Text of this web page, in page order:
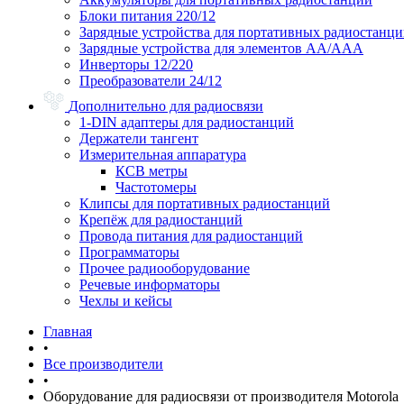
Блоки питания 220/12
Зарядные устройства для портативных
Зарядные устройства для элементов АА/ААА
Инверторы 12/220
Преобразователи 24/12
Дополнительно для радиосвязи
1-DIN адаптеры для радиостанций
Держатели тангент
Измерительная аппаратура
КСВ метры
Частотомеры
Клипсы для портативных радиостанций
Крепёж для радиостанций
Провода питания для радиостанций
Программаторы
Прочее радиооборудование
Речевые информаторы
Чехлы и кейсы
Главная
•
Все производители
•
Оборудование для радиосвязи от производителя Motorola